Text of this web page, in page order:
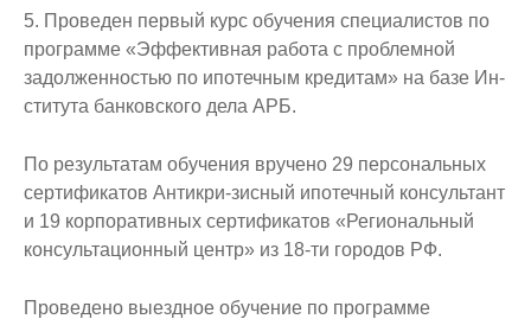
5. Проведен первый курс обучения специалистов по
программе «Эффективная работа с проблемной
задолженностью по ипотечным кредитам» на базе Ин-
ститута банковского дела АРБ.
По результатам обучения вручено 29 персональных
сертификатов Антикри-зисный ипотечный консультант
и 19 корпоративных сертификатов «Региональный
консультационный центр» из 18-ти городов РФ.
Проведено выездное обучение по программе